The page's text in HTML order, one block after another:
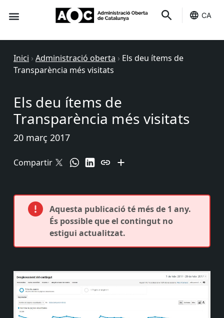
CA
Inici › Administració oberta › Els deu ítems de
Transparència més visitats
Els deu ítems de
Transparència més visitats
20 març 2017
Compartir
Aquesta publicació té més de 1 any.
És possible que el contingut no
estigui actualitzat.